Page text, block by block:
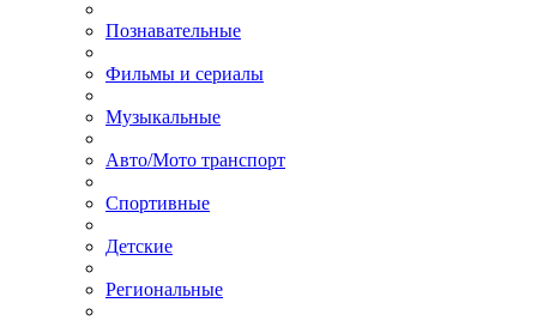
Познавательные
Фильмы и сериалы
Музыкальные
Авто/Мото транспорт
Спортивные
Детские
Региональные